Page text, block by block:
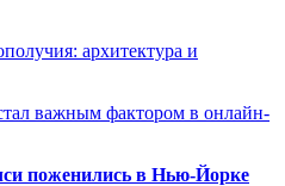
архитектура и
важным фактором в онлайн-
поженились в Нью-Йорке